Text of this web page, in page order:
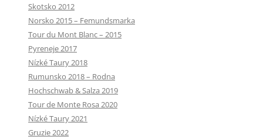
Skotsko 2012
Norsko 2015 – Femundsmarka
Tour du Mont Blanc – 2015
Pyreneje 2017
Nízké Taury 2018
Rumunsko 2018 – Rodna
Hochschwab & Salza 2019
Tour de Monte Rosa 2020
Nízké Taury 2021
Gruzie 2022